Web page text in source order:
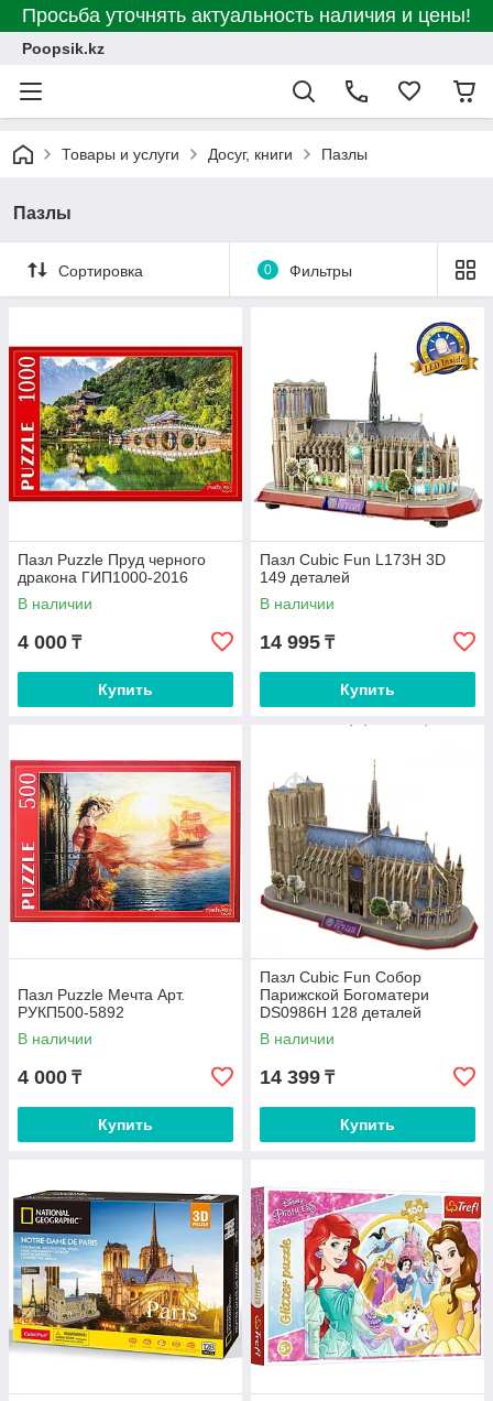
Просьба уточнять актуальность наличия и цены!
Poopsik.kz
Товары и услуги Досуг, книги Пазлы
Пазлы
Сортировка 0 Фильтры
Пазл Puzzle Пруд черного
дракона ГИП1000-2016
В наличии
4 000 ₸
Купить
Пазл Cubic Fun L173H 3D
149 деталей
В наличии
14 995 ₸
Купить
Пазл Puzzle Мечта Арт.
РУКП500-5892
В наличии
4 000 ₸
Купить
Пазл Cubic Fun Собор
Парижской Богоматери
DS0986H 128 деталей
В наличии
14 399 ₸
Купить